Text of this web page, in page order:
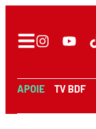
APOIE TV BDF